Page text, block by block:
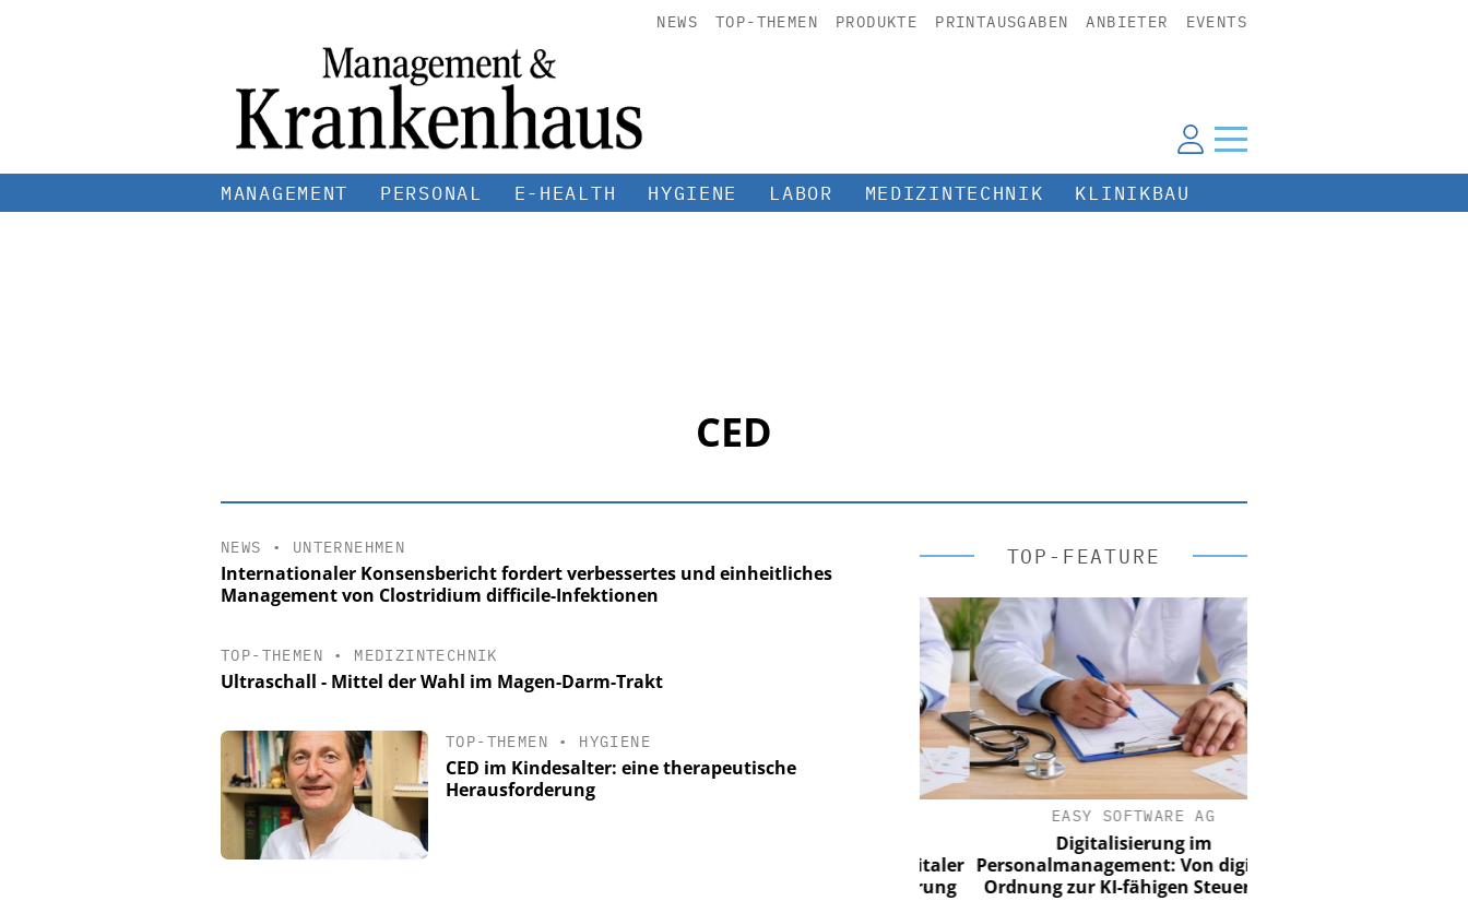
NEWS TOP-THEMEN PRODUKTE PRINTAUSGABEN ANBIETER EVENTS
MANAGEMENT PERSONAL E-HEALTH HYGIENE LABOR MEDIZINTECHNIK KLINIKBAU
CED
NEWS • UNTERNEHMEN
Internationaler Konsensbericht fordert verbessertes und einheitliches
Management von Clostridium difficile-Infektionen
TOP-THEMEN • MEDIZINTECHNIK
Ultraschall - Mittel der Wahl im Magen-Darm-Trakt
TOP-THEMEN • HYGIENE
CED im Kindesalter: eine therapeutische
Herausforderung
TOP-FEATURE
EASY SOFTWARE AG
Digitalisierung im
Personalmanagement: Von digitaler
Personalmanagement: Von digitaler
EASY SOFTWARE AG
Digitalisierung im
Personalmanagement: Von digitaler
Ordnung zur KI-fähigen Steuerung